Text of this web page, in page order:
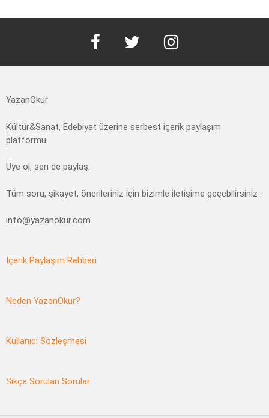
YazanOkur
Kültür&Sanat, Edebiyat üzerine serbest içerik paylaşım
platformu.
Üye ol, sen de paylaş.
Tüm soru, şikayet, önerileriniz için bizimle iletişime geçebilirsiniz .
info@yazanokur.com
İçerik Paylaşım Rehberi
Neden YazanOkur?
Kullanıcı Sözleşmesi
Sıkça Sorulan Sorular